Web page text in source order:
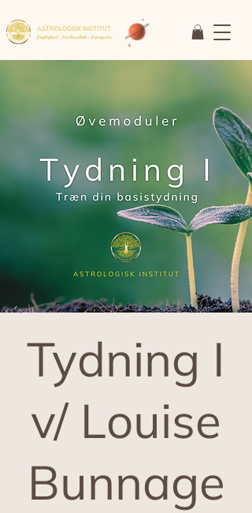
ASTROLOGISK INSTITUT
Faglighed • Fællesskab• Fornyelse
Tydning I
v/ Louise
Bunnage